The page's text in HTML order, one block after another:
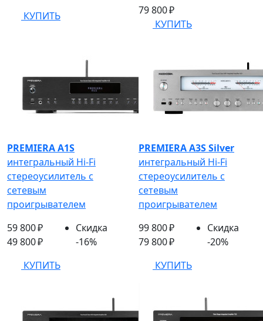
КУПИТЬ
79 800 ₽
КУПИТЬ
PREMIERA A1S
интегральный Hi-Fi
стереоусилитель с
сетевым
проигрывателем
59 800 ₽
49 800 ₽
Скидка
-16%
КУПИТЬ
PREMIERA A3S Silver
интегральный Hi-Fi
стереоусилитель с
сетевым
проигрывателем
99 800 ₽
79 800 ₽
Скидка
-20%
КУПИТЬ